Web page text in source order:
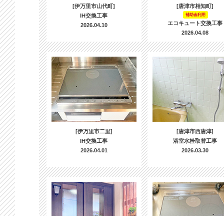
[伊万里市山代町]
IH交換工事
2026.04.10
[唐津市相知町]
補助金利用
エコキュート交換工事
2026.04.08
[伊万里市二里]
IH交換工事
2026.04.01
[唐津市西唐津]
浴室水栓取替工事
2026.03.30